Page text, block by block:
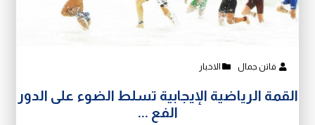
فاتن جمال الاخبار
القمة الرياضية الإيجابية تسلط الضوء على الدور
الفع ...